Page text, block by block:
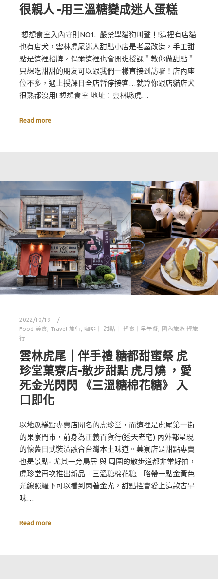
很親人 -用三溫糖變成迷人蛋糕
想想食室入內守則NO1. 嚴禁學貓狗叫聲！!這裡有店貓
也有店犬，雲林虎尾迷人甜點小店是老屋改造，手工甜
點是這裡招牌，偶爾這裡也會開班授課＂教你做甜點＂
只想吃甜甜的朋友可以跟我們一樣直接到訪囉！店內座
位不多，遇上授課日全店暫停接客…就算你跟店貓店犬
很熟都沒用! 想想食室 地址：雲林縣虎…
Read more
2022/10/19
Food 美食
Travel 旅行 咖啡｜ 甜點｜ 輕食｜早午餐
國內旅遊-輕旅
行
雲林虎尾｜伴手禮 糖都甜蜜祭 虎
珍堂菓寮店-散步甜點 虎月燒 ，愛
死金光閃閃 《三溫糖棉花糖》 入
口即化
以地瓜糕點專賣店聞名的虎珍堂，而這裡是虎尾第一街
的果寮門市，前身為正義百貨行(透天老宅) 內外都呈現
的懷舊日式裝潢融合台灣本土味道。菓寮店是甜點專賣
也是景點- 尤其一旁鳥居 與 周圍的散步道都非常好拍，
虎珍堂再次推出新品『三溫糖棉花糖』略帶一點金黃色
光線照耀下可以看到閃著金光，甜點控會愛上這款古早
味…
Read more